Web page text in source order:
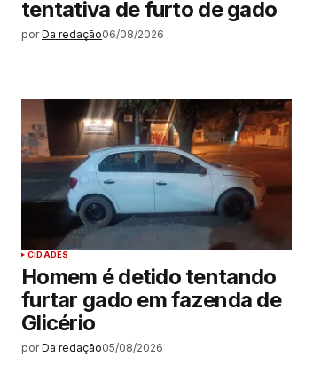
tentativa de furto de gado
por Da redação06/08/2026
CIDADES
Homem é detido tentando
furtar gado em fazenda de
Glicério
por Da redação05/08/2026